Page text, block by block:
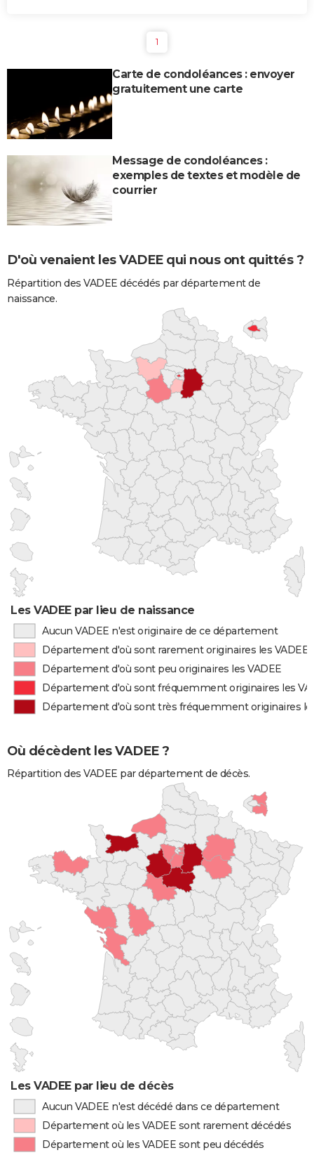
1
Carte de condoléances : envoyer
gratuitement une carte
Message de condoléances :
exemples de textes et modèle de
courrier
D'où venaient les VADEE qui nous ont quittés ?
Répartition des VADEE décédés par département de
naissance.
Les VADEE par lieu de naissance
Aucun VADEE n'est originaire de ce département
Département d'où sont rarement originaires les VADEE
Département d'où sont peu originaires les VADEE
Département d'où sont fréquemment originaires les
Département d'où sont très fréquemment originaires
Où décèdent les VADEE ?
Répartition des VADEE par département de décès.
Les VADEE par lieu de décès
Aucun VADEE n'est décédé dans ce département
Département où les VADEE sont rarement décédés
Département où les VADEE sont peu décédés